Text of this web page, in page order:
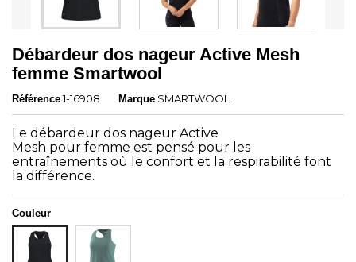
Débardeur dos nageur Active Mesh
femme Smartwool
Référence 1-16908 Marque SMARTWOOL
Le débardeur dos nageur Active
Mesh pour femme est pensé pour les
entraînements où le confort et la respirabilité font
la différence.
Couleur
NOIR
DUSTY
TEAL